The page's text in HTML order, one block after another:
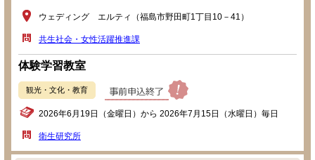
ウェディング エルティ（福島市野田町1丁目10－41）
共生社会・女性活躍推進課
体験学習教室
観光・文化・教育
2026年6月19日（金曜日）から 2026年7月15日（水曜日）毎日
衛生研究所